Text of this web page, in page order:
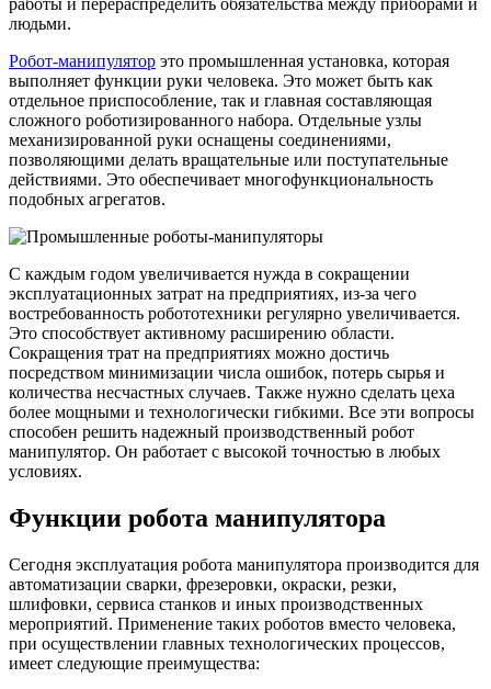
людьми.
Робот-манипулятор это промышленная установка, которая
выполняет функции руки человека. Это может быть как
отдельное приспособление, так и главная составляющая
сложного роботизированного набора. Отдельные узлы
механизированной руки оснащены соединениями,
позволяющими делать вращательные или поступательные
действиями. Это обеспечивает многофункциональность
подобных агрегатов.
С каждым годом увеличивается нужда в сокращении
эксплуатационных затрат на предприятиях, из-за чего
востребованность робототехники регулярно увеличивается.
Это способствует активному расширению области.
Сокращения трат на предприятиях можно достичь
посредством минимизации числа ошибок, потерь сырья и
количества несчастных случаев. Также нужно сделать цеха
более мощными и технологически гибкими. Все эти вопросы
способен решить надежный производственный робот
манипулятор. Он работает с высокой точностью в любых
условиях.
Функции робота манипулятора
Сегодня эксплуатация робота манипулятора производится для
автоматизации сварки, фрезеровки, окраски, резки,
шлифовки, сервиса станков и иных производственных
мероприятий. Применение таких роботов вместо человека,
при осуществлении главных технологических процессов,
имеет следующие преимущества: